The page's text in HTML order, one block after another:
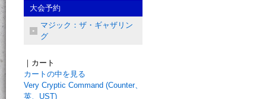
大会予約
マジック：ザ・ギャザリン
グ
｜カート
カートの中を見る
Very Cryptic Command (Counter、
英、UST)